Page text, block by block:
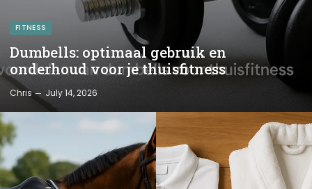
FITNESS
Dumbells: optimaal gebruik en
onderhoud voor je thuisfitness
Chris July 14, 2026